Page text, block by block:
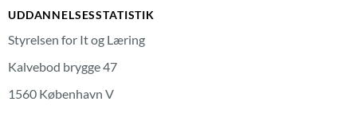
UDDANNELSESSTATISTIK
Styrelsen for It og Læring
Kalvebod brygge 47
1560 København V